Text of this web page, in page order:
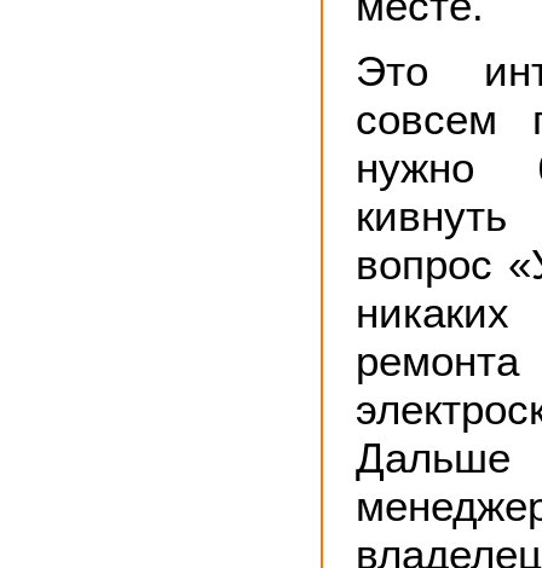
Это
совсем
нужно
вопрос
ремонта